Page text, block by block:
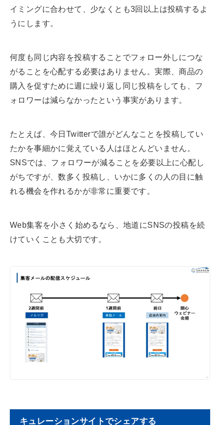
イミングに合わせて、少なくとも3回以上は投稿するよ
うにします。
何度も同じ内容を投稿することでフォロー外しにつな
がることを心配する必要はありません。実際、商品の
購入を促すために週に繰り返し同じ投稿をしても、フ
ォロワーは減らなかったという事実があります。
たとえば、今日Twitterで誰がどんなことを投稿してい
たかを事細かに覚えている人はほとんどいません。
SNSでは、フォロワーが減ることを必要以上に心配し
がちですが、数多く投稿し、いかに多くの人の目に触
れる機会を作れるかが非常に重要です。
Web集客を小さく始めるなら、地道にSNSの投稿を続
けていくことも大切です。
キュレーションサイトでシェアする